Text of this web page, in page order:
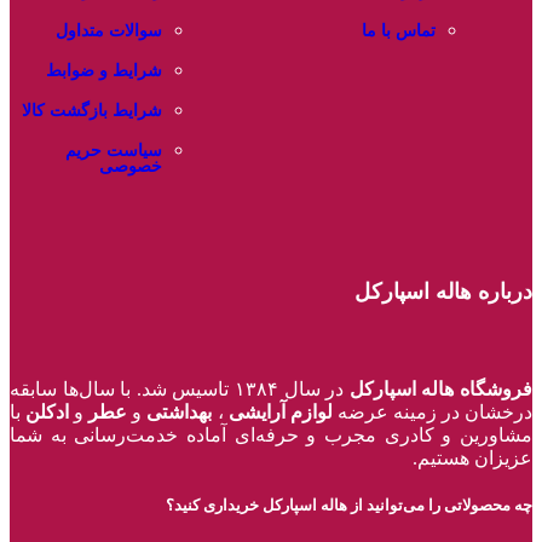
تماس با ما سوالات متداول
شرایط و ضوابط
شرایط بازگشت کالا
سیاست حریم
خصوصی
درباره هاله اسپارکل
فروشگاه هاله اسپارکل
در سال ۱۳۸۴ تاسیس شد. با سال‌ها سابقه
درخشان در زمینه عرضه لوازم آرایشی، بهداشتیو عطر و ادکلنبا
مشاورین و کادری مجرب و حرفه‌ای آماده خدمت‌رسانی به شما
عزیزان هستیم.
چه محصولاتی را می‌توانید از هاله اسپارکل خریداری کنید؟